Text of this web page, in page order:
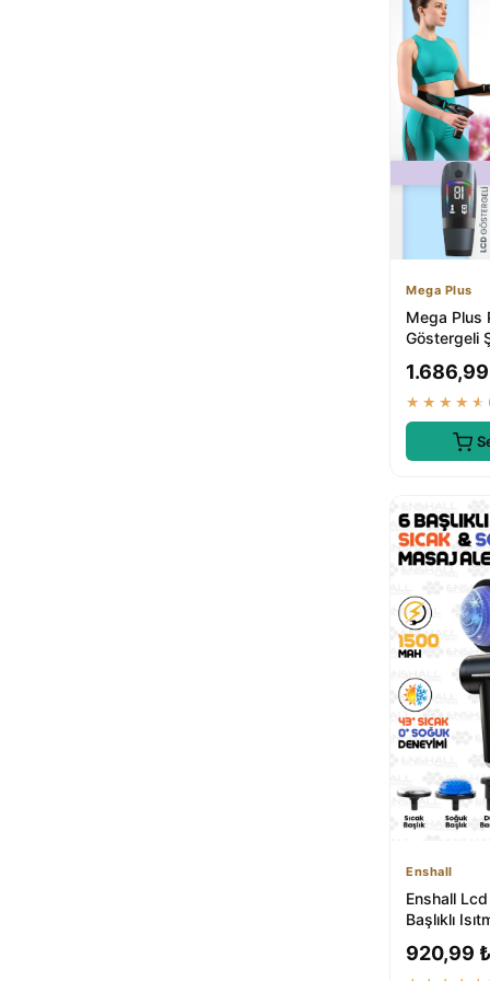
Mega Plus
Mega Plus
Göstergeli
★★★★★
Enshall
Enshall Lcd
Başlıklı
Tabancası
920,99 ₺